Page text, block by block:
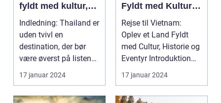
fyldt med kultur,
skønhed og
eventyr
Indledning: Thailand er
uden tvivl en
destination, der bør
være øverst på listen
for enhver rejsende...
17 januar 2024
Fyldt med Kultur,
Historie og
Eventyr
Rejse til Vietnam:
Oplev et Land Fyldt
med Cultur, Historie og
Eventyr Introduktion
Rejsen til Vie...
17 januar 2024